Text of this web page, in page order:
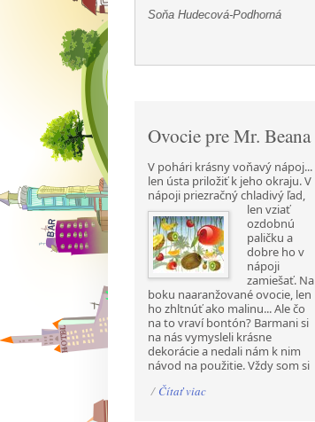
Soňa Hudecová-Podhorná
Ovocie pre Mr. Beana
V pohári krásny voňavý nápoj...
len ústa priložiť k jeho okraju. V
nápoji priezračný chladivý ľad,
len vziať
ozdobnú
paličku a
dobre ho v
nápoji
zamiešať. Na
boku naaranžované ovocie, len
ho zhltnúť ako malinu... Ale čo
na to vraví bontón? Barmani si
na nás vymysleli krásne
dekorácie a nedali nám k nim
návod na použitie. Vždy som si
/ Čítať viac